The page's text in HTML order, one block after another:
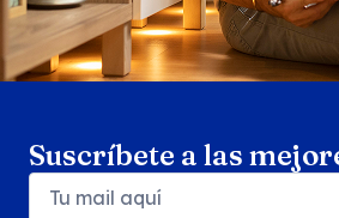
Suscríbete a las